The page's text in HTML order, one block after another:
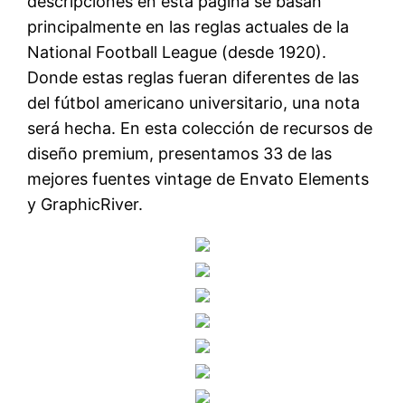
principalmente en las reglas actuales de la
National Football League (desde 1920).
Donde estas reglas fueran diferentes de las
del fútbol americano universitario, una nota
será hecha. En esta colección de recursos de
diseño premium, presentamos 33 de las
mejores fuentes vintage de Envato Elements
y GraphicRiver.